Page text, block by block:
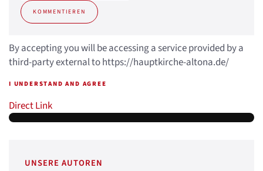
KOMMENTIEREN
By accepting you will be accessing a service provided by a
third-party external to https://hauptkirche-altona.de/
I UNDERSTAND AND AGREE
Direct Link
UNSERE AUTOREN